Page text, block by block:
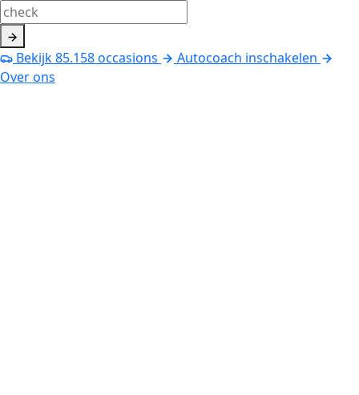
Bekijk85.158occasions
Autocoach inschakelen
Over ons